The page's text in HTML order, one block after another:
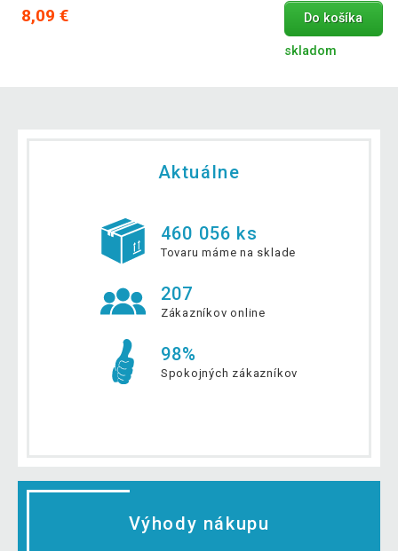
8,09 € Do košíka
skladom
Aktuálne
460 056 ks
Tovaru máme na sklade
207
Zákazníkov online
98%
Spokojných zákazníkov
Výhody nákupu